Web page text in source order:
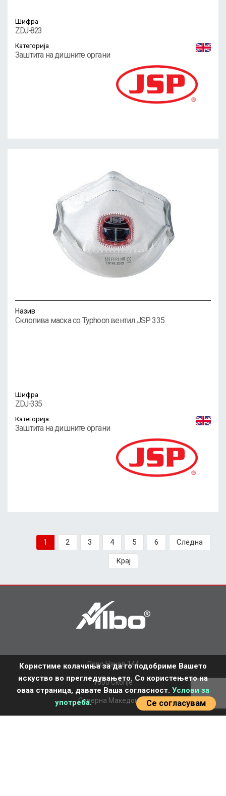
Шифра
ZDJ-823
Категорија
Заштита на дишните органи
Назив
Склопива маска со Typhoon вентил JSP 335
Шифра
ZDJ-335
Категорија
Заштита на дишните органи
1 2 3 4 5 6 Следна
Крај
Перо Наков 144
1000 Скопје
Северна Македонија
Користиме колачиња за да го подобриме Вашето
искуство во прегледувањето. Со користењето на
оваа страница, давате Ваша согласност. Услови за
употреба. Се согласувам